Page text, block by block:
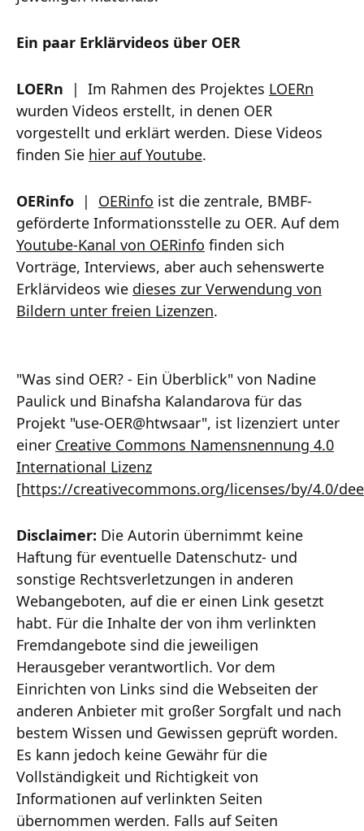
Ein paar Erklärvideos über OER
LOERn | Im Rahmen des Projektes LOERn
wurden Videos erstellt, in denen OER
vorgestellt und erklärt werden. Diese Videos
finden Sie hier auf Youtube.
OERinfo | OERinfo ist die zentrale, BMBF-
geförderte Informationsstelle zu OER. Auf dem
Youtube-Kanal von OERinfo finden sich
Vorträge, Interviews, aber auch sehenswerte
Erklärvideos wie dieses zur Verwendung von
Bildern unter freien Lizenzen.
"Was sind OER? - Ein Überblick" von Nadine
Paulick und Binafsha Kalandarova für das
Projekt "use-OER@htwsaar", ist lizenziert unter
einer Creative Commons Namensnennung 4.0
International Lizenz
[https://creativecommons.org/licenses/by/4.0/
Disclaimer: Die Autorin übernimmt keine
Haftung für eventuelle Datenschutz- und
sonstige Rechtsverletzungen in anderen
Webangeboten, auf die er einen Link gesetzt
habt. Für die Inhalte der von ihm verlinkten
Fremdangebote sind die jeweiligen
Herausgeber verantwortlich. Vor dem
Einrichten von Links sind die Webseiten der
anderen Anbieter mit großer Sorgfalt und nach
bestem Wissen und Gewissen geprüft worden.
Es kann jedoch keine Gewähr für die
Vollständigkeit und Richtigkeit von
Informationen auf verlinkten Seiten
übernommen werden. Falls auf Seiten